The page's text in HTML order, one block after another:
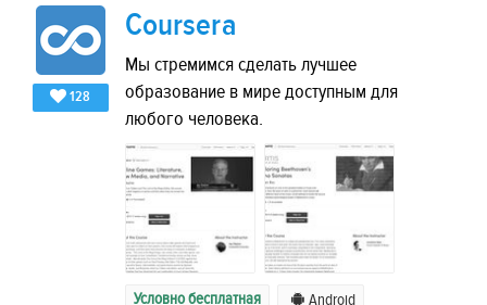
128
Coursera
Мы стремимся сделать лучшее
образование в мире доступным для
любого человека.
Условно бесплатная Android